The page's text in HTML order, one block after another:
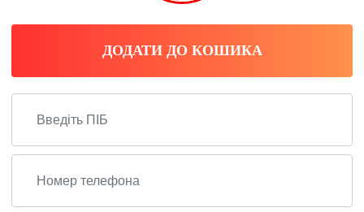
ДОДАТИ ДО КОШИКА